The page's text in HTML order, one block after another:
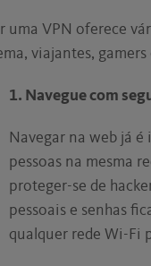
uma VPN oferece
viajantes,
1. Navegue com
Navegar na web já
pessoas na mesma
proteger-se de
pessoais e senhas
qualquer rede Wi-Fi